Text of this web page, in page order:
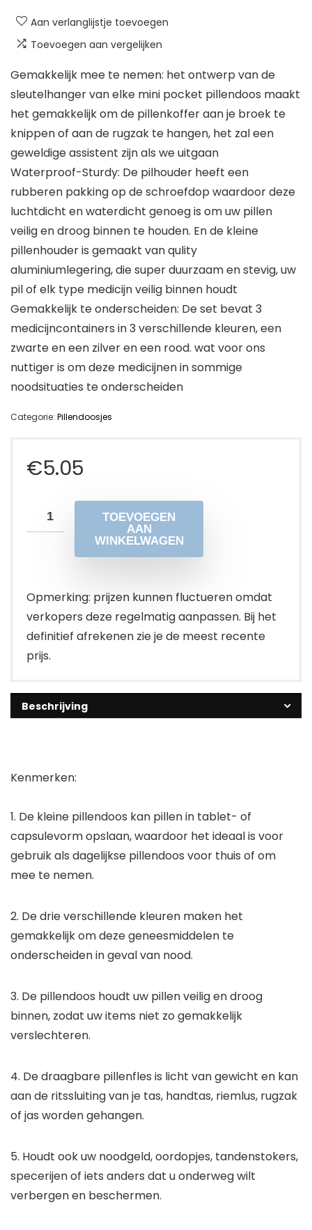
Aan verlanglijstje toevoegen
Toevoegen aan vergelijken
Gemakkelijk mee te nemen: het ontwerp van de
sleutelhanger van elke mini pocket pillendoos maakt
het gemakkelijk om de pillenkoffer aan je broek te
knippen of aan de rugzak te hangen, het zal een
geweldige assistent zijn als we uitgaan
Waterproof-Sturdy: De pilhouder heeft een
rubberen pakking op de schroefdop waardoor deze
luchtdicht en waterdicht genoeg is om uw pillen
veilig en droog binnen te houden. En de kleine
pillenhouder is gemaakt van qulity
aluminiumlegering, die super duurzaam en stevig, uw
pil of elk type medicijn veilig binnen houdt
Gemakkelijk te onderscheiden: De set bevat 3
medicijncontainers in 3 verschillende kleuren, een
zwarte en een zilver en een rood. wat voor ons
nuttiger is om deze medicijnen in sommige
noodsituaties te onderscheiden
Categorie: Pillendoosjes
€5.05
TOEVOEGEN
AAN
WINKELWAGEN
Opmerking: prijzen kunnen fluctueren omdat
verkopers deze regelmatig aanpassen. Bij het
definitief afrekenen zie je de meest recente
prijs.
Beschrijving
Kenmerken:
1. De kleine pillendoos kan pillen in tablet- of
capsulevorm opslaan, waardoor het ideaal is voor
gebruik als dagelijkse pillendoos voor thuis of om
mee te nemen.
2. De drie verschillende kleuren maken het
gemakkelijk om deze geneesmiddelen te
onderscheiden in geval van nood.
3. De pillendoos houdt uw pillen veilig en droog
binnen, zodat uw items niet zo gemakkelijk
verslechteren.
4. De draagbare pillenfles is licht van gewicht en kan
aan de ritssluiting van je tas, handtas, riemlus, rugzak
of jas worden gehangen.
5. Houdt ook uw noodgeld, oordopjes, tandenstokers,
specerijen of iets anders dat u onderweg wilt
verbergen en beschermen.